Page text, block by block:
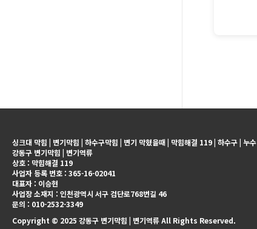
싱크대 막힘 | 변기막힘 | 하수구막힘 | 변기 막혔을때 | 막힘해결 119 | 하수구 | 누수
강동구 변기막힘 | 변기역류
상호 : 막힘해결 119
사업자 등록 번호 : 365-16-02041
대표자 : 이승현
사업장 소재지 : 인천광역시 서구 검단로768번길 46
문의 : 010-2532-3349
Copyright © 2025 강동구 변기막힘 | 변기역류 All Rights Reserved.